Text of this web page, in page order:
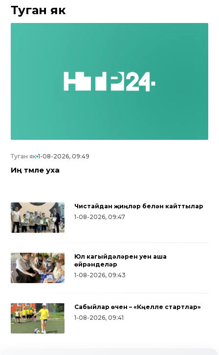
Туган як
Туган як 1-08-2026, 09:49
Иң тәмле уха
Чистайдан җиңүләр белән кайттылар
1-08-2026, 09:47
Юл кагыйдәләрен уен аша
өйрәнделәр
1-08-2026, 09:43
Сабыйлар өчен – «Күңелле стартлар»
1-08-2026, 09:41